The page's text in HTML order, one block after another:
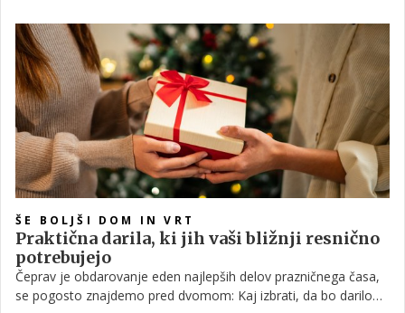
ŠE BOLJŠI DOM IN VRT
Praktična darila, ki jih vaši bližnji resnično
potrebujejo
Čeprav je obdarovanje eden najlepših delov prazničnega časa,
se pogosto znajdemo pred dvomom: Kaj izbrati, da bo darilo